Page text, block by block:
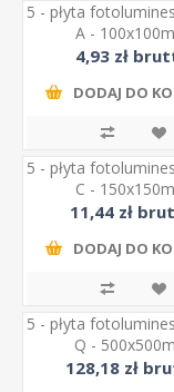
5 - płyta
A -
4,93 zł
DODAJ DO
5 - płyta
C -
11,44 zł
DODAJ DO
5 - płyta
Q -
128,18 zł